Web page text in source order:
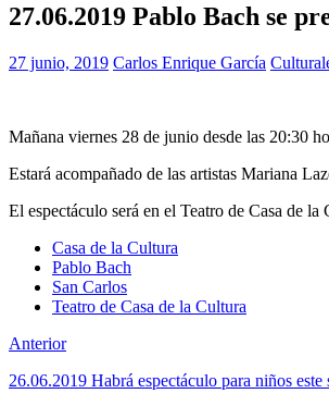
27.06.2019 Pablo Bach se
27 junio, 2019 Carlos Enrique García
Mañana viernes 28 de junio desde las 20:30
Estará acompañado de las artistas Mariana
El espectáculo será en el Teatro de Casa de
Casa de la Cultura
Pablo Bach
San Carlos
Teatro de Casa de la Cultura
Anterior
26.06.2019 Habrá espectáculo para niños